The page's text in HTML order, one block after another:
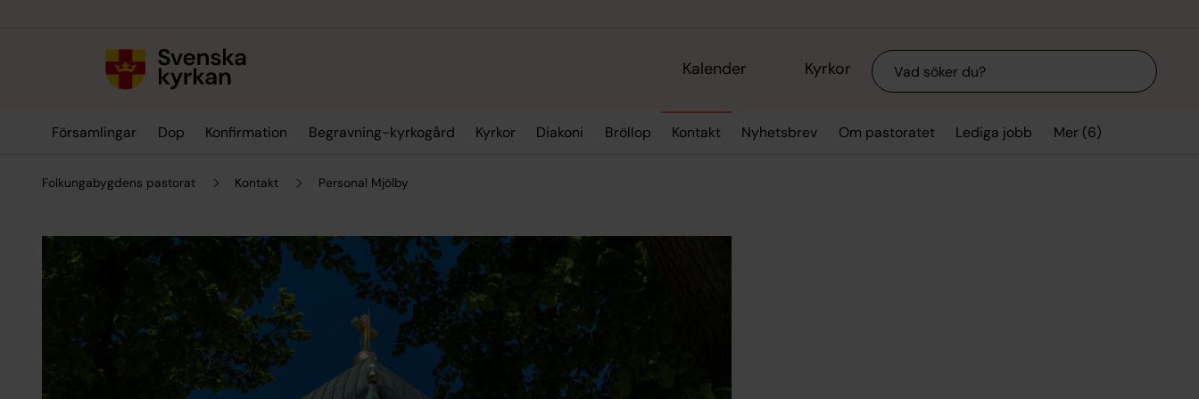
Kalender Kyrkor Sök
Församlingar Dop Konfirmation Begravning-kyrkogård Kyrkor Diakoni Bröllop Kontakt Nyhetsbrev Om pastoratet Lediga jobb Mer (6)
Folkungabygdens pastorat Kontakt Personal Mjölby